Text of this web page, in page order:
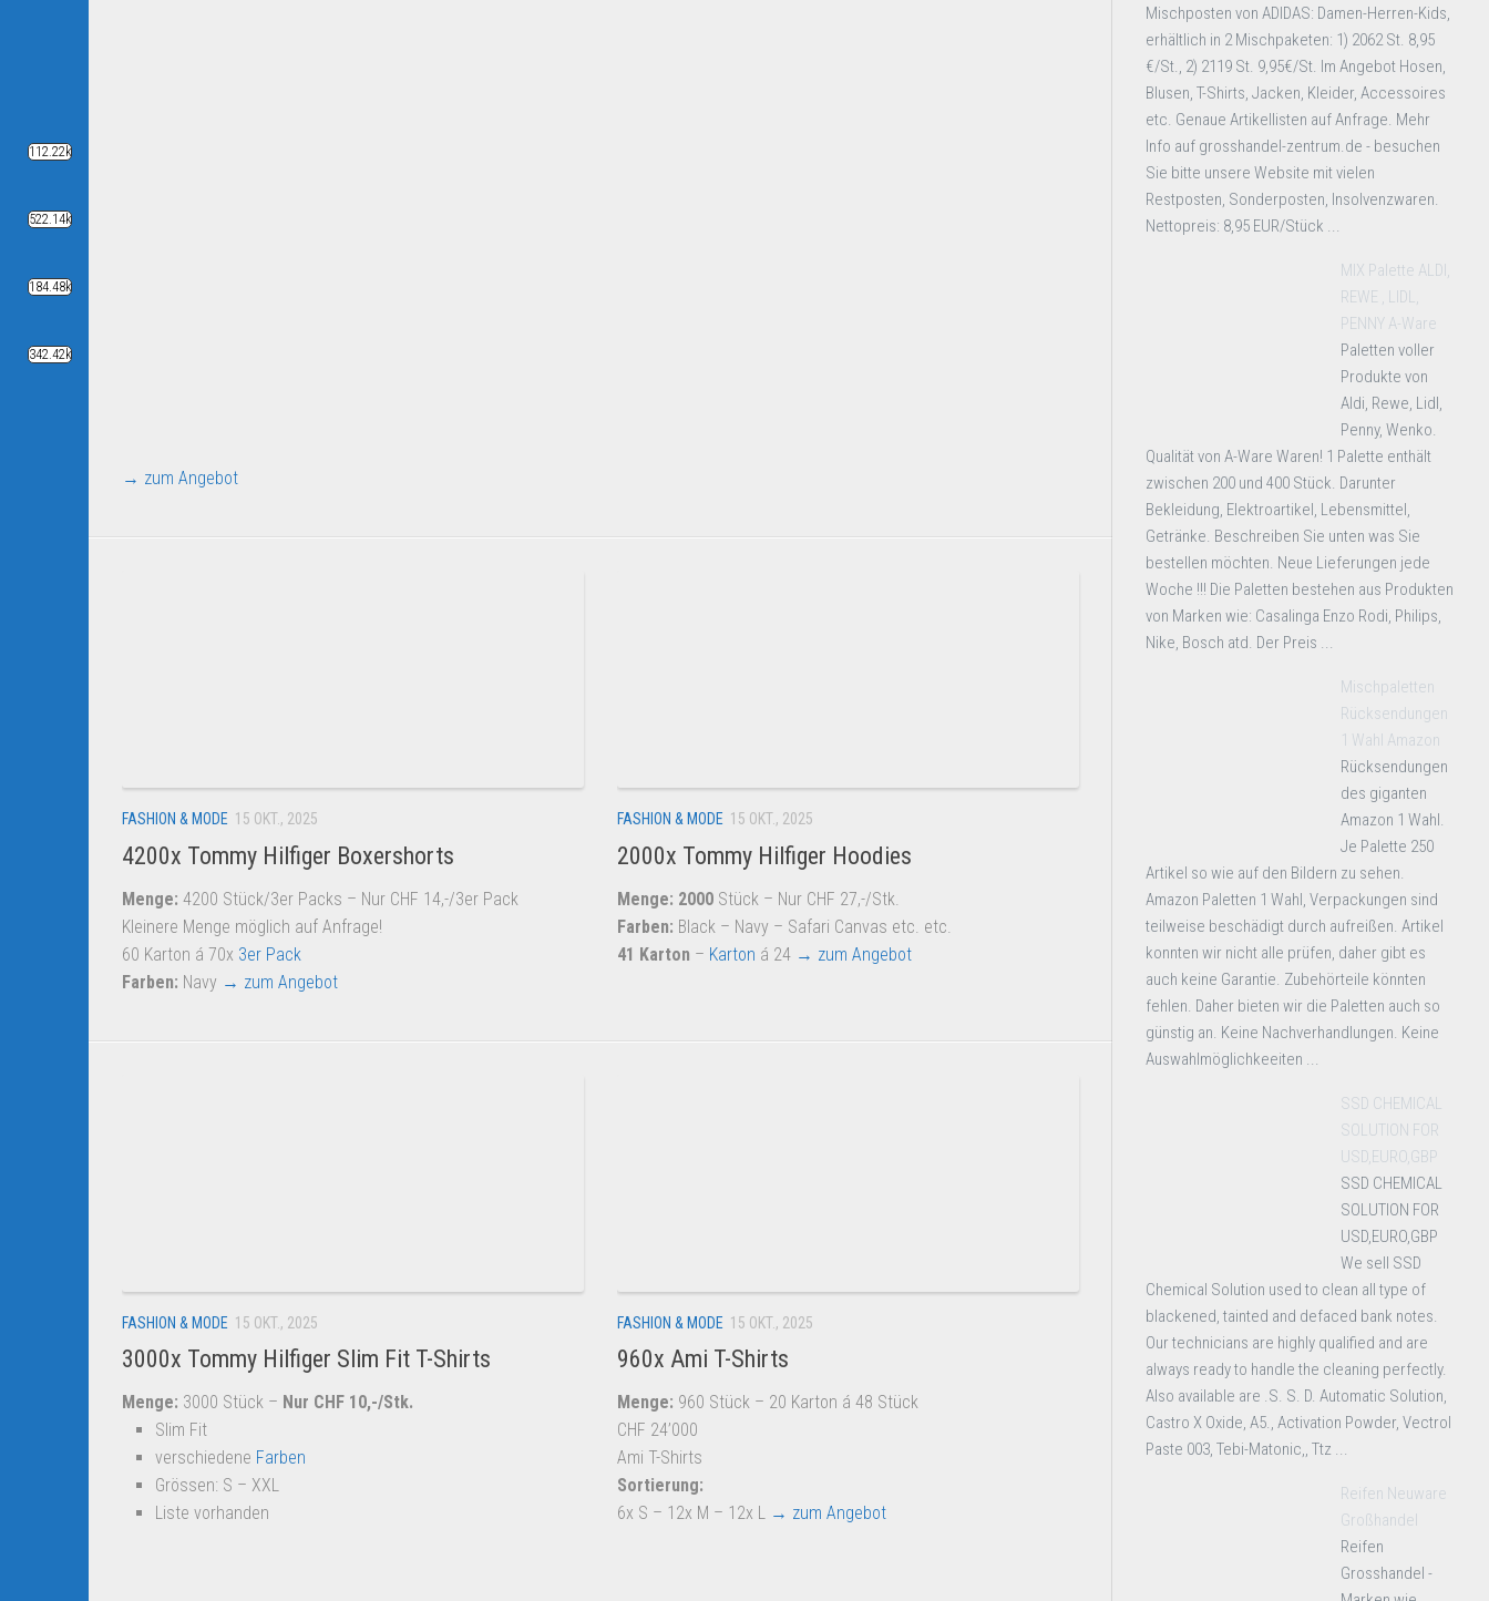
→ zum Angebot
FASHION & MODE 15 OKT., 2025
4200x Tommy Hilfiger Boxershorts
Menge: 4200 Stück/3er Packs – Nur CHF 14,-/3er Pack
Kleinere Menge möglich auf Anfrage!
60 Karton á 70x 3er Pack
Farben: Navy → zum Angebot
FASHION & MODE 15 OKT., 2025
2000x Tommy Hilfiger Hoodies
Menge: 2000 Stück – Nur CHF 27,-/Stk.
Farben: Black – Navy – Safari Canvas etc. etc.
41 Karton – Karton á 24 → zum Angebot
FASHION & MODE 15 OKT., 2025
3000x Tommy Hilfiger Slim Fit T-Shirts
Menge: 3000 Stück – Nur CHF 10,-/Stk.
Slim Fit
verschiedene Farben
Grössen: S – XXL
Liste vorhanden
FASHION & MODE 15 OKT., 2025
960x Ami T-Shirts
Menge: 960 Stück – 20 Karton á 48 Stück
CHF 24’000
Ami T-Shirts
Sortierung:
6x S – 12x M – 12x L → zum Angebot
Mischposten von ADIDAS: Damen-Herren-Kids,
erhältlich in 2 Mischpaketen: 1) 2062 St. 8,95
€/St., 2) 2119 St. 9,95€/St. Im Angebot Hosen,
Blusen, T-Shirts, Jacken, Kleider, Accessoires
etc. Genaue Artikellisten auf Anfrage. Mehr
Info auf grosshandel-zentrum.de - besuchen
Sie bitte unsere Website mit vielen
Restposten, Sonderposten, Insolvenzwaren.
Nettopreis: 8,95 EUR/Stück ...
MIX Palette ALDI,
REWE , LIDL,
PENNY A-Ware
Paletten voller
Produkte von
Aldi, Rewe, Lidl,
Penny, Wenko.
Qualität von A-Ware Waren! 1 Palette enthält
zwischen 200 und 400 Stück. Darunter
Bekleidung, Elektroartikel, Lebensmittel,
Getränke. Beschreiben Sie unten was Sie
bestellen möchten. Neue Lieferungen jede
Woche !!! Die Paletten bestehen aus Produkten
von Marken wie: Casalinga Enzo Rodi, Philips,
Nike, Bosch atd. Der Preis ...
Mischpaletten
Rücksendungen
1 Wahl Amazon
Rücksendungen
des giganten
Amazon 1 Wahl.
Je Palette 250
Artikel so wie auf den Bildern zu sehen.
Amazon Paletten 1 Wahl, Verpackungen sind
teilweise beschädigt durch aufreißen. Artikel
konnten wir nicht alle prüfen, daher gibt es
auch keine Garantie. Zubehörteile könnten
fehlen. Daher bieten wir die Paletten auch so
günstig an. Keine Nachverhandlungen. Keine
Auswahlmöglichkeeiten ...
SSD CHEMICAL
SOLUTION FOR
USD,EURO,GBP
SSD CHEMICAL
SOLUTION FOR
USD,EURO,GBP
We sell SSD
Chemical Solution used to clean all type of
blackened, tainted and defaced bank notes.
Our technicians are highly qualified and are
always ready to handle the cleaning perfectly.
Also available are .S. S. D. Automatic Solution,
Castro X Oxide, A5., Activation Powder, Vectrol
Paste 003, Tebi-Matonic,, Ttz ...
Reifen Neuware
Großhandel
Reifen
Grosshandel -
112.22k
522.14k
184.48k
342.42k